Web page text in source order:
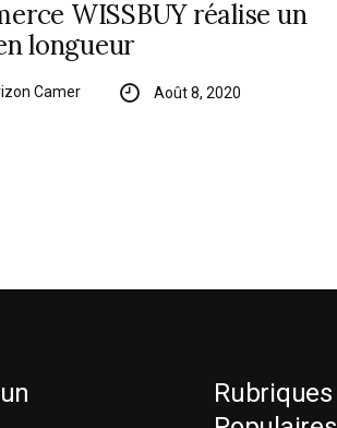
WISSBUY réalise un
longueur
Camer Août 8, 2020
Rubriques